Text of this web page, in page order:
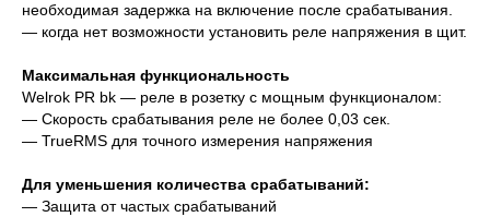
необходимая задержка на включение после срабатывания.
— когда нет возможности установить реле напряжения в щит.
Максимальная функциональность
Welrok PR bk — реле в розетку с мощным функционалом:
— Скорость срабатывания реле не более 0,03 сек.
— TrueRMS для точного измерения напряжения
Для уменьшения количества срабатываний:
— Защита от частых срабатываний